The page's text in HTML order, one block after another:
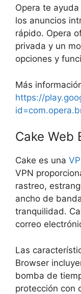
Opera te
los anuncios
rápido. Opera
privada y un
opciones y
Más
https://
Cake Web
Cake es una
VPN
rastreo,
ancho de
tranquilidad.
correo
Las
Browser
bomba de
protección con